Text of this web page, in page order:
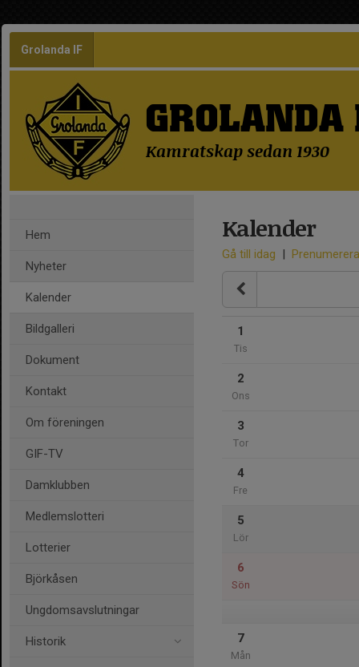
Grolanda IF
GROLANDA
Kamratskap sedan 1930
Hem
Nyheter
Kalender
Bildgalleri
Dokument
Kontakt
Om föreningen
GIF-TV
Damklubben
Medlemslotteri
Lotterier
Björkåsen
Ungdomsavslutningar
Historik
Kalender
Gå till idag | Prenumerera
1
Tis
2
Ons
3
Tor
4
Fre
5
Lör
6
Sön
7
Mån